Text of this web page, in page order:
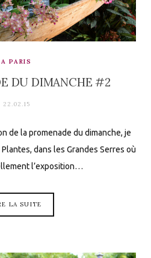
A PARIS
DU DIMANCHE #2
22.02.15
de la promenade du dimanche, je
dans les Grandes Serres où
l’exposition…
LA SUITE